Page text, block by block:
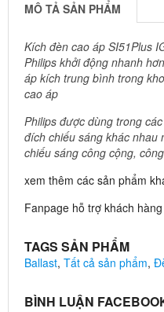
MÔ TẢ SẢN PHẨM
Kích đèn cao áp SI51Plus
Philips khởi động nhanh
áp kích trung bình trong
cao áp
Philips được dùng trong
đích chiếu sáng khác nhau
chiếu sáng công cộng,
xem thêm các sản phẩm
Fanpage hỗ trợ khách
TAGS SẢN PHẨM
Ballast, Tất cả sản phẩm,
BÌNH LUẬN